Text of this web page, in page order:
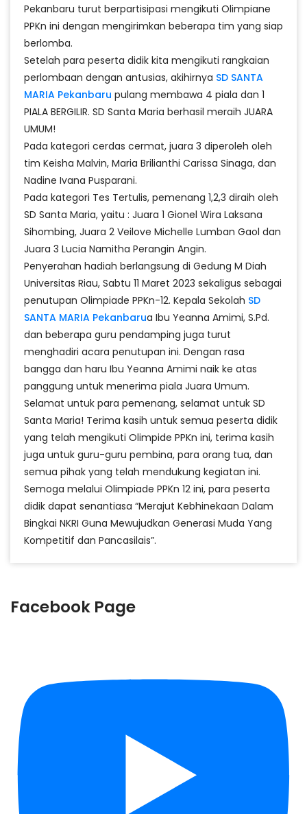
Pekanbaru turut berpartisipasi mengikuti Olimpiane
PPKn ini dengan mengirimkan beberapa tim yang siap
berlomba.
Setelah para peserta didik kita mengikuti rangkaian
perlombaan dengan antusias, akihirnya SD SANTA
MARIA Pekanbaru pulang membawa 4 piala dan 1
PIALA BERGILIR. SD Santa Maria berhasil meraih JUARA
UMUM!
Pada kategori cerdas cermat, juara 3 diperoleh oleh
tim Keisha Malvin, Maria Brilianthi Carissa Sinaga, dan
Nadine Ivana Pusparani.
Pada kategori Tes Tertulis, pemenang 1,2,3 diraih oleh
SD Santa Maria, yaitu : Juara 1 Gionel Wira Laksana
Sihombing, Juara 2 Veilove Michelle Lumban Gaol dan
Juara 3 Lucia Namitha Perangin Angin.
Penyerahan hadiah berlangsung di Gedung M Diah
Universitas Riau, Sabtu 11 Maret 2023 sekaligus sebagai
penutupan Olimpiade PPKn-12. Kepala Sekolah SD
SANTA MARIA Pekanbarua Ibu Yeanna Amimi, S.Pd.
dan beberapa guru pendamping juga turut
menghadiri acara penutupan ini. Dengan rasa
bangga dan haru Ibu Yeanna Amimi naik ke atas
panggung untuk menerima piala Juara Umum.
Selamat untuk para pemenang, selamat untuk SD
Santa Maria! Terima kasih untuk semua peserta didik
yang telah mengikuti Olimpide PPKn ini, terima kasih
juga untuk guru-guru pembina, para orang tua, dan
semua pihak yang telah mendukung kegiatan ini.
Semoga melalui Olimpiade PPKn 12 ini, para peserta
didik dapat senantiasa “Merajut Kebhinekaan Dalam
Bingkai NKRI Guna Mewujudkan Generasi Muda Yang
Kompetitif dan Pancasilais”.
Facebook Page